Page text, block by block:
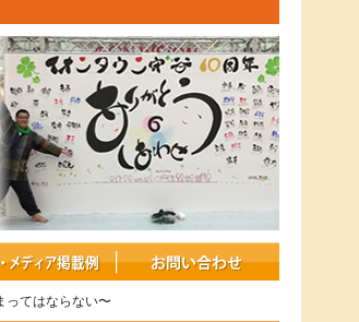
ってはならない〜